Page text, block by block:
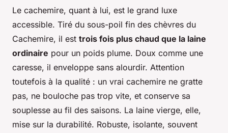
Le cachemire, quant à lui, est le grand luxe
accessible. Tiré du sous-poil fin des chèvres du
Cachemire, il est trois fois plus chaud que la laine
ordinaire pour un poids plume. Doux comme une
caresse, il enveloppe sans alourdir. Attention
toutefois à la qualité : un vrai cachemire ne gratte
pas, ne bouloche pas trop vite, et conserve sa
souplesse au fil des saisons. La laine vierge, elle,
mise sur la durabilité. Robuste, isolante, souvent